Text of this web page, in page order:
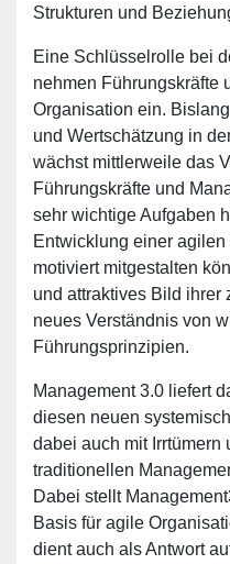
Strukturen und
Eine Schlüsselrolle bei
nehmen Führungskräfte
Organisation ein.
und Wertschätzung in
wächst mittlerweile das
Führungskräfte und
sehr wichtige Aufgaben
Entwicklung einer
motiviert mitgestalten
und attraktives Bild ihrer
neues Verständnis von
Führungsprinzipien.
Management 3.0 liefert
diesen neuen
dabei auch mit Irrtümern
traditionellen
Dabei stellt
Basis für agile
dient auch als Antwort